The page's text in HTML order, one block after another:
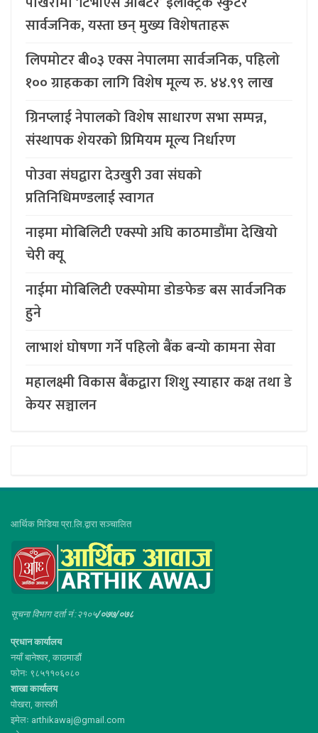
सार्वजनिक, यस्ता छन् मुख्य विशेषताहरू
लिपमोटर बी०३ एक्स नेपालमा सार्वजनिक, पहिलो
१०० ग्राहकका लागि विशेष मूल्य रु. ४४.९९ लाख
ग्रिनप्लाई नेपालको विशेष साधारण सभा सम्पन्न,
संस्थापक शेयरको प्रिमियम मूल्य निर्धारण
पोउवा संघद्वारा देउखुरी उवा संघको
प्रतिनिधिमण्डलाई स्वागत
नाइमा मोबिलिटी एक्स्पो अघि काठमाडौंमा देखियो
चेरी क्यू
नाईमा मोबिलिटी एक्स्पोमा डोङफेङ बस सार्वजनिक
हुने
लाभाशं घोषणा गर्ने पहिलो बैंक बन्यो कामना सेवा
महालक्ष्मी विकास बैंकद्वारा शिशु स्याहार कक्ष तथा डे
केयर सञ्चालन
आर्थिक मिडिया प्रा.लि.द्वारा सञ्चालित
सूचना विभाग दर्ता नं :२१०५/०७७/०७८
प्रधान कार्यालय
नयाँ बानेश्वर, काठमाडौं
फोनः ९८५११०६०८०
शाखा कार्यालय
पोखरा, कास्की
इमेलः arthikawaj@gmail.com